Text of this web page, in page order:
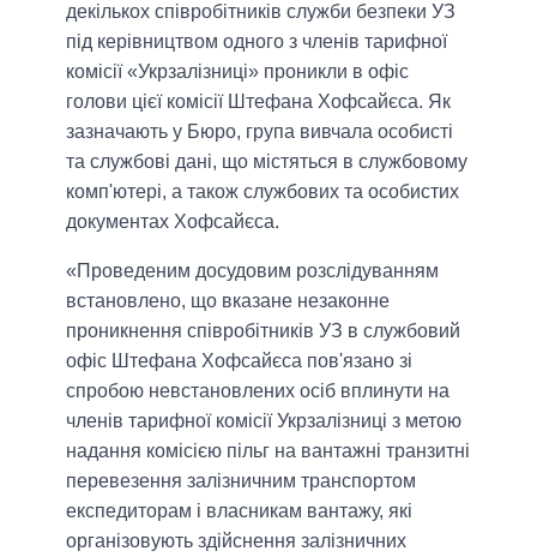
декількох співробітників служби безпеки УЗ
під керівництвом одного з членів тарифної
комісії «Укрзалізниці» проникли в офіс
голови цієї комісії Штефана Хофсайєса. Як
зазначають у Бюро, група вивчала особисті
та службові дані, що містяться в службовому
комп'ютері, а також службових та особистих
документах Хофсайєса.
«Проведеним досудовим розслідуванням
встановлено, що вказане незаконне
проникнення співробітників УЗ в службовий
офіс Штефана Хофсайєса пов'язано зі
спробою невстановлених осіб вплинути на
членів тарифної комісії Укрзалізниці з метою
надання комісією пільг на вантажні транзитні
перевезення залізничним транспортом
експедиторам і власникам вантажу, які
організовують здійснення залізничних